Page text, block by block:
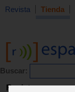
Revista Tienda
Buscar:
Revista